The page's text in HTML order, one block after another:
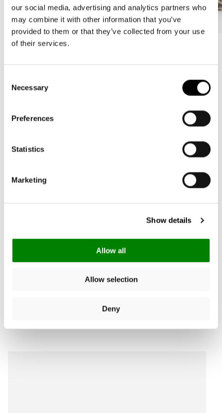
our social media, advertising and analytics partners who
may combine it with other information that you’ve
provided to them or that they’ve collected from your use
of their services.
Selection
Necessary
Preferences
Statistics
Marketing
Show details
Allow all
Allow selection
Deny
Más Vendido
Precio
59,95€
Precio
habitual
37,95€
Basado en 31 opiniones